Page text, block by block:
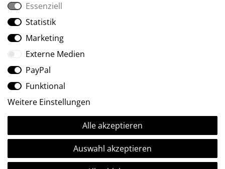
Social Media
Ⓒ2009-2026 ARTland GmbH • Alle Rechte vorbehalten.
Essenziell
Statistik
Marketing
Externe Medien
PayPal
Funktional
Weitere Einstellungen
Alle akzeptieren
Auswahl akzeptieren